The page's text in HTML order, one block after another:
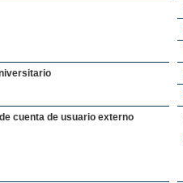
cuenta de usuario externo